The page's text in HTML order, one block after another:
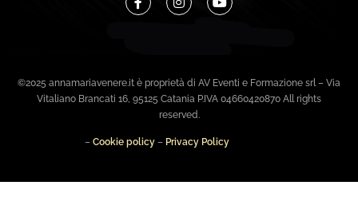
©2025 annamariavenere.it è proprietà di AV Eventi e Formazione srl – Via
Vitaliano Brancati 16, 95125 Catania P.IVA 04660420870 All rights
reserved.
– Cookie policy– Privacy Policy